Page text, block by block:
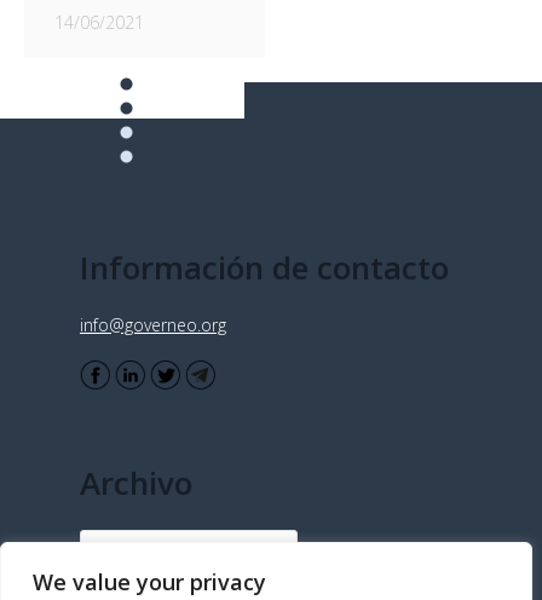
We value your privacy
14/06/2021
Información de contacto
info@governeo.org
Archivo
Archivo